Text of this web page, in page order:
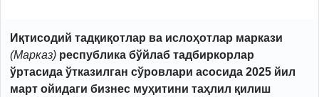
Иқтисодий тадқиқотлар ва ислоҳотлар маркази
(Марказ) республика бўйлаб тадбиркорлар
ўртасида ўтказилган сўровлари асосида 2025 йил
март ойидаги бизнес муҳитини таҳлил қилиш